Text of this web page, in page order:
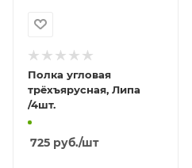
Полка угловая
трёхъярусная, Липа
/4шт.
725 руб./шт